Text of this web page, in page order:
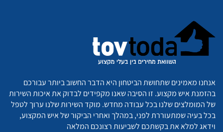
אנחנו מאמינים שתחושת הביטחון היא הדבר החשוב ביותר עבורכם
בהזמנת איש מקצוע. זו הסיבה שאנו מקפידים לבדוק את איכות השירות
של המומלצים שלנו בכל עבודה מחדש. מוקד השירות שלנו ערוך לטפל
בכל בעיה שמתעוררת לפני, במהלך ואחרי הביקור של איש המקצוע,
וידאג למלא את בקשתכם לשביעות רצונכם המלאה